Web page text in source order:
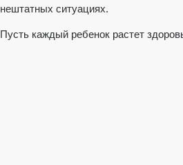
нештатных ситуациях.
Пусть каждый ребенок растет